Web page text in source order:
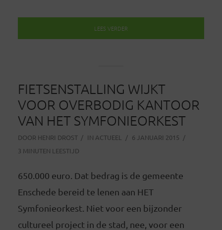
LEES VERDER
FIETSENSTALLING WIJKT
VOOR OVERBODIG KANTOOR
VAN HET SYMFONIEORKEST
DOOR HENRI DROST IN ACTUEEL
6 JANUARI 2015
3 MINUTEN LEESTIJD
650.000 euro. Dat bedrag is de gemeente
Enschede bereid te lenen aan HET
Symfonieorkest. Niet voor een bijzonder
cultureel project in de stad, nee, voor een